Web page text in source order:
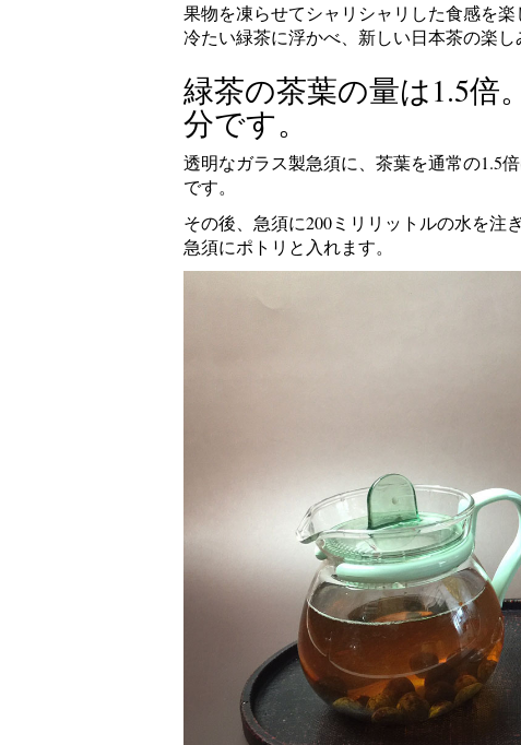
果物を凍らせてシャリシャリした食感を
冷たい緑茶に浮かべ、新しい日本茶の楽
緑茶の茶葉の量は1.5倍
分です。
透明なガラス製急須に、茶葉を通常の1.5
です。
その後、急須に200ミリリットルの水を注
急須にポトリと入れます。